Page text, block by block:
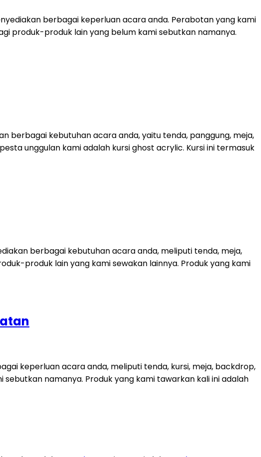
berbagai keperluan acara anda. Perabotan yang kami
produk-produk lain yang belum kami sebutkan namanya.
berbagai kebutuhan acara anda, yaitu tenda, panggung, meja,
unggulan kami adalah kursi ghost acrylic. Kursi ini termasuk
berbagai kebutuhan acara anda, meliputi tenda, meja,
produk lain yang kami sewakan lainnya. Produk yang kami
keperluan acara anda, meliputi tenda, kursi, meja, backdrop,
namanya. Produk yang kami tawarkan kali ini adalah